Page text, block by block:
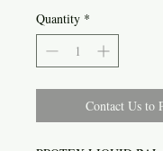
Quantity *
Contact Us to